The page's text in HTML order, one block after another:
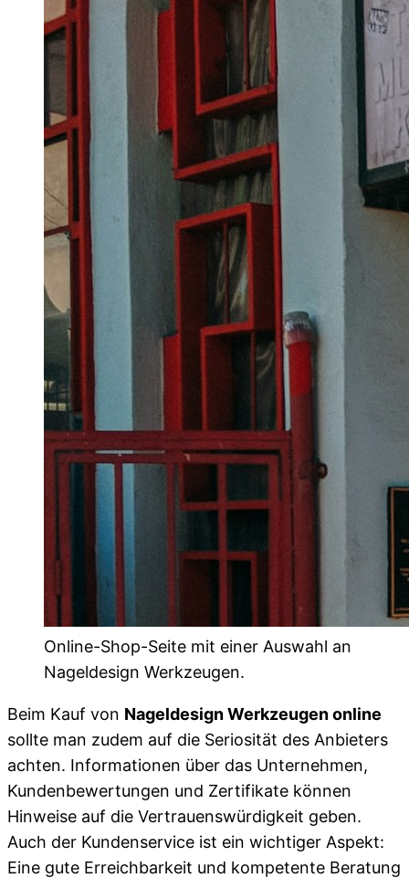
Online-Shop-Seite mit einer Auswahl an
Nageldesign Werkzeugen.
Beim Kauf von Nageldesign Werkzeugen online
sollte man zudem auf die Seriosität des Anbieters
achten. Informationen über das Unternehmen,
Kundenbewertungen und Zertifikate können
Hinweise auf die Vertrauenswürdigkeit geben.
Auch der Kundenservice ist ein wichtiger Aspekt:
Eine gute Erreichbarkeit und kompetente Beratung